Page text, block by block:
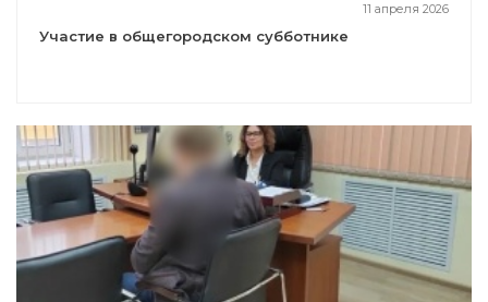
11 апреля 2026
Участие в общегородском субботнике